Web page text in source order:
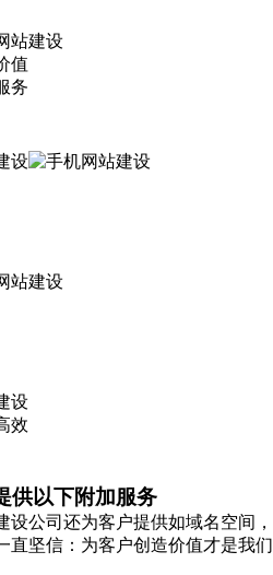
值
务
效
供以下附加服务
公司还为客户提供如域名空间，
直坚信：为客户创造价值才是我们